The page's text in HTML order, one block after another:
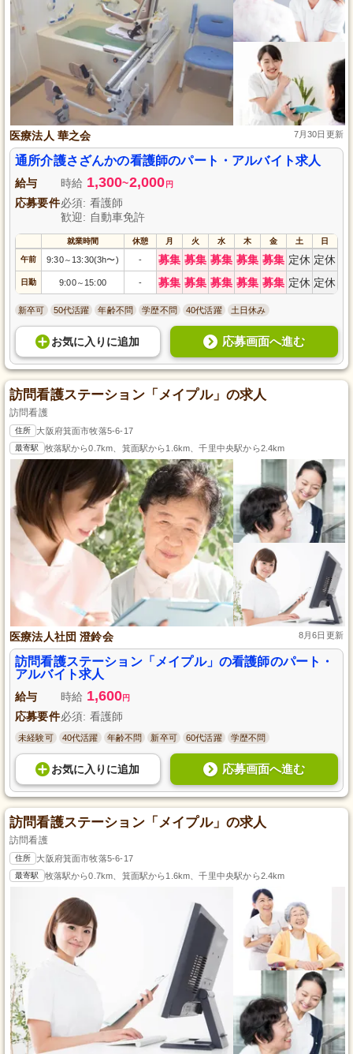
医療法人 華之会 7月30日更新
通所介護さざんかの看護師のパート・アルバイト求人
給与 時給 1,300~2,000 円
応募要件必須: 看護師
歓迎: 自動車免許
就業時間 休憩 月 火 水 木 金 土 日
午前 9:30～ 13:30(3h〜) - 募集 募集 募集 募集 募集 定休 定休
日勤 9:00～ 15:00 - 募集 募集 募集 募集 募集 定休 定休
新卒可 50代活躍 年齢不問 学歴不問 40代活躍 土日休み
お気に入り に追加 応募画面へ進む
訪問看護ステーション「メイプル」の求人
訪問看護
住所 大阪府箕面市牧落5-6-17
最寄駅 牧落駅から0.7km、箕面駅から1.6km、千里中央駅から2.4km
医療法人社団 澄鈴会 8月6日更新
訪問看護ステーション「メイプル」の看護師のパート・
アルバイト求人
給与 時給 1,600円
応募要件必須: 看護師
未経験可 40代活躍 年齢不問 新卒可 60代活躍 学歴不問
お気に入り に追加 応募画面へ進む
訪問看護ステーション「メイプル」の求人
訪問看護
住所 大阪府箕面市牧落5-6-17
最寄駅 牧落駅から0.7km、箕面駅から1.6km、千里中央駅から2.4km